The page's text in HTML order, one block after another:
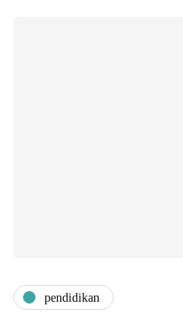
pendidikan